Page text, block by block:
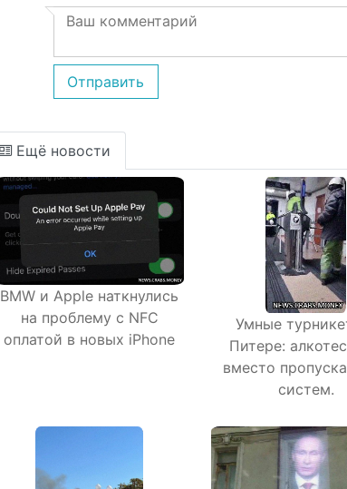
Отправить
Ещё новости
BMW и Apple наткнулись
на проблему с NFC
оплатой в новых iPhone
Умные
Питере:
вместо
систем.